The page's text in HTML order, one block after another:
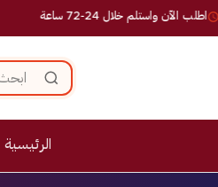
اطلب الآن واستلم خلال 24-72 ساعة
الرئيسية